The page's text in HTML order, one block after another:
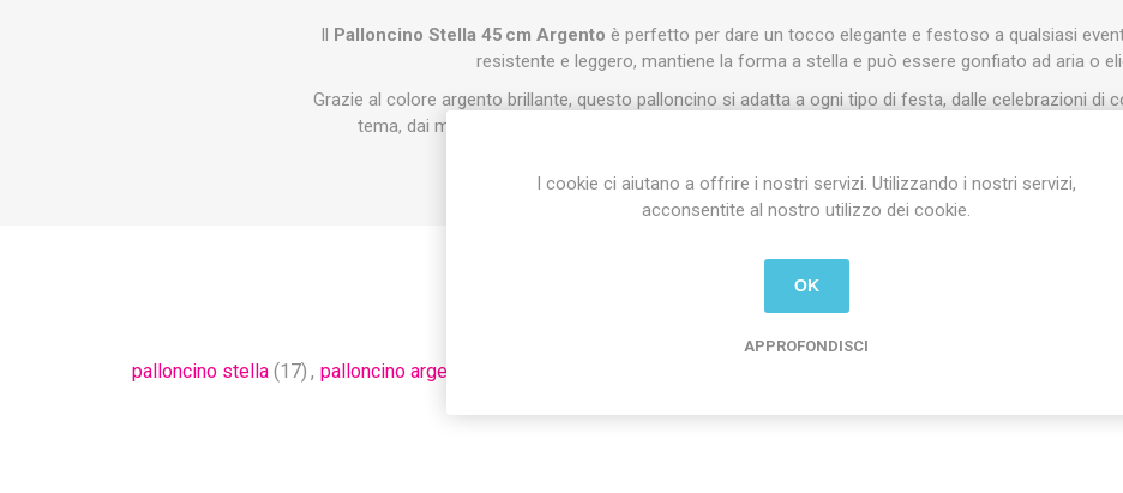
Il Palloncino Stella 45 cm Argento è perfetto per dare un tocco elegante e festoso a qualsiasi
resistente e leggero, mantiene la forma a stella e può essere gonfiato ad aria o
Grazie al colore argento brillante, questo palloncino si adatta a ogni tipo di festa, dalle celebrazioni di
tema, dai matrimoni agli eventi speciali. Le dimensioni di 45 cm lo rendono visibile e
Tag del prodotto
palloncino stella (17) , palloncino argento
I cookie ci aiutano a offrire i nostri servizi. Utilizzando i nostri servizi,
acconsentite al nostro utilizzo dei cookie.
OK
APPROFONDISCI